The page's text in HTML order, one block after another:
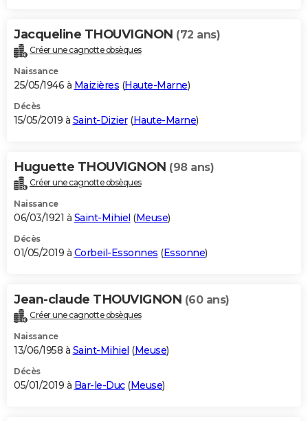
Jacqueline THOUVIGNON (72 ans)
Créer une cagnotte obsèques
Naissance
25/05/1946 à Maizières (Haute-Marne)
Décès
15/05/2019 à Saint-Dizier(Haute-Marne)
Huguette THOUVIGNON (98 ans)
Créer une cagnotte obsèques
Naissance
06/03/1921 à Saint-Mihiel (Meuse)
Décès
01/05/2019 à Corbeil-Essonnes (Essonne)
Jean-claude THOUVIGNON (60 ans)
Créer une cagnotte obsèques
Naissance
13/06/1958 à Saint-Mihiel (Meuse)
Décès
05/01/2019 à Bar-le-Duc(Meuse)